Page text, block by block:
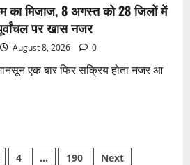
का मिजाज, 8 अगस्त को 28 जिलों में
पर खास नजर
August 8, 2026 0
एक बार फिर सक्रिय होता नजर आ
4 … 190 Next